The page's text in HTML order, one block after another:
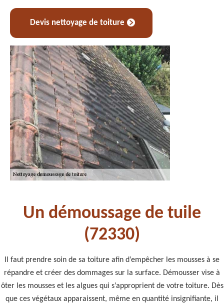
Devis nettoyage de toiture
Un démoussage de tuile
(72330)
Il faut prendre soin de sa toiture afin d’empêcher les mousses à se
répandre et créer des dommages sur la surface. Démousser vise à
ôter les mousses et les algues qui s’approprient de votre toiture. Dès
que ces végétaux apparaissent, même en quantité insignifiante, il